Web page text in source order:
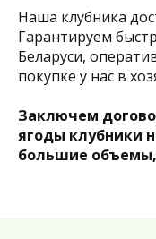
Наша клубника
Гарантируем
Беларуси,
покупке у нас в
Заключем
ягоды клубники
большие объемы,